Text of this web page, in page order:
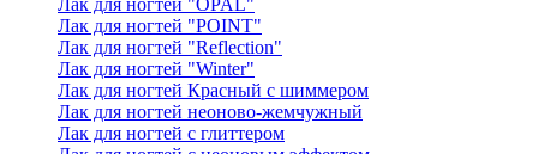
Лак для ногтей "OPAL"
Лак для ногтей "POINT"
Лак для ногтей "Reflection"
Лак для ногтей "Winter"
Лак для ногтей Красный с шиммером
Лак для ногтей неоново-жемчужный
Лак для ногтей с глиттером